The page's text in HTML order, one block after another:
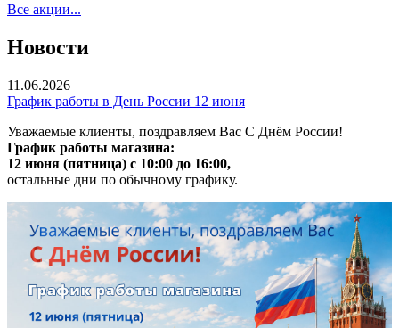
Все акции...
Новости
11.06.2026
График работы в День России 12 июня
Уважаемые клиенты, поздравляем Вас С Днём России!
График работы магазина:
12 июня (пятница) с 10:00 до 16:00,
остальные дни по обычному графику.